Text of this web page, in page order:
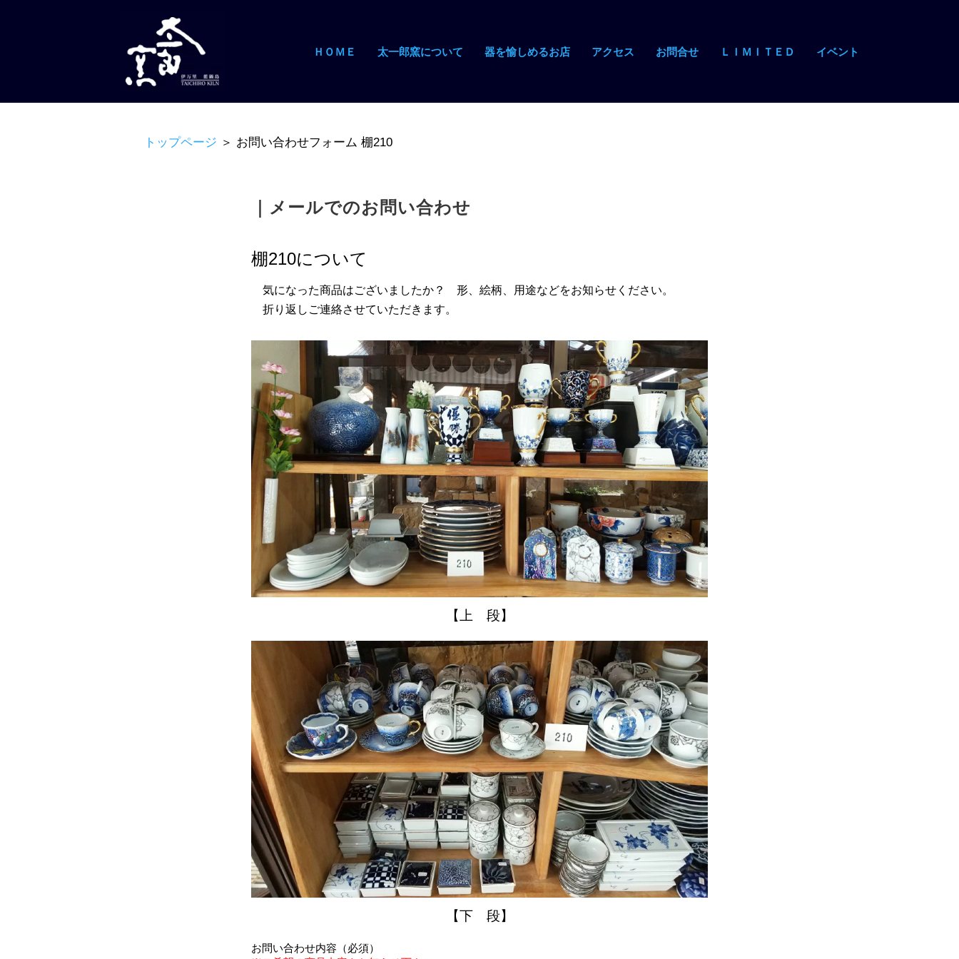
ＨＯＭＥ 太一郎窯について 器を愉しめるお店 アクセス お問合せ ＬＩＭＩＴＥＤ イベント
トップページ ＞ お問い合わせフォーム 棚210
｜メールでのお問い合わせ
棚210について
気になった商品はございましたか？ 形、絵柄、用途などをお知らせください。
折り返しご連絡させていただきます。
【上 段】
【下 段】
お問い合わせ内容（必須）